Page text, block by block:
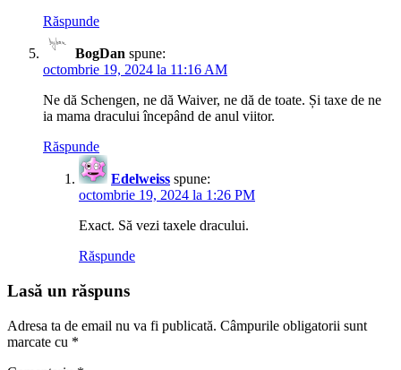
Răspunde
BogDan spune:
octombrie 19, 2024 la 11:16 AM
Ne dă Schengen, ne dă Waiver, ne dă de toate. Și taxe de ne
ia mama dracului începând de anul viitor.
Răspunde
Edelweiss spune:
octombrie 19, 2024 la 1:26 PM
Exact. Să vezi taxele dracului.
Răspunde
Lasă un răspuns
Adresa ta de email nu va fi publicată. Câmpurile obligatorii sunt
marcate cu *